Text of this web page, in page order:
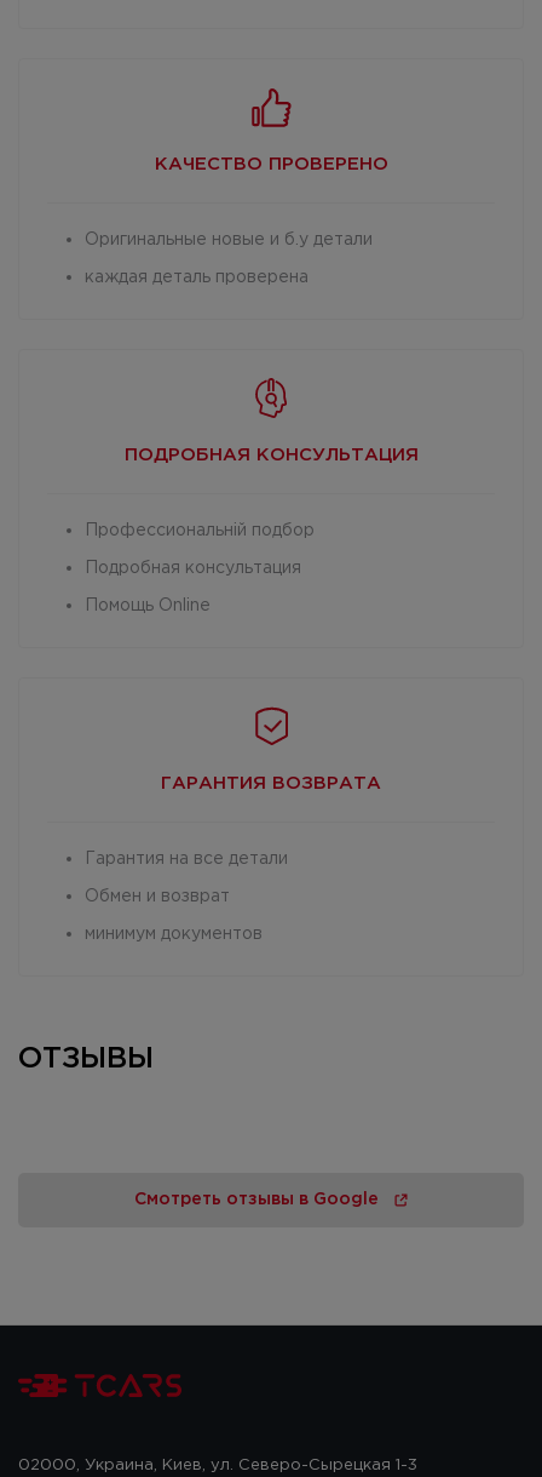
КАЧЕСТВО ПРОВЕРЕНО
Оригинальные новые и б.у детали
каждая деталь проверена
ПОДРОБНАЯ КОНСУЛЬТАЦИЯ
Профессиональній подбор
Подробная консультация
Помощь Online
ГАРАНТИЯ ВОЗВРАТА
Гарантия на все детали
Обмен и возврат
минимум документов
ОТЗЫВЫ
Смотреть отзывы в Google
02000, Украина, Киев, ул. Северо-Сырецкая 1-3